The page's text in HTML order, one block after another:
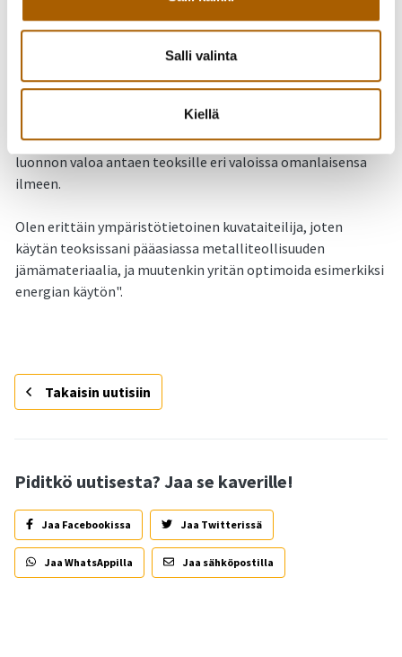
Salli valinta
Kiellä
Teokset tulevat toimimaan tekemisen ehdoilla, olleen
vapaasti mukailevia.
Käytän ruostumatonta terästä, koska se on materiaalina
varsin huoltovapaa, pitkäikäinen ja heijastaa voimakkaasti
luonnon valoa antaen teoksille eri valoissa omanlaisensa
ilmeen.
Olen erittäin ympäristötietoinen kuvataiteilija, joten
käytän teoksissani pääasiassa metalliteollisuuden
jämämateriaalia, ja muutenkin yritän optimoida esimerkiksi
energian käytön".
Takaisin uutisiin
Piditkö uutisesta? Jaa se kaverille!
Jaa Facebookissa Jaa Twitterissä
Jaa WhatsAppilla Jaa sähköpostilla